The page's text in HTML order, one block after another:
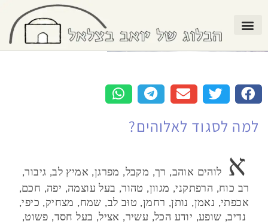
למה לסגוד לאלוהים?
א
לוהים אוהב, רך, מקבל, מפרגן, אמיץ לב, גיבור,
רב כוח, הרפתקני, מגוון, טהור, בעל עוצמה, יפה, חכם,
אכפתי, נאמן, נותן, רחמן, טוּב לב, שמח, מצחיק, כיפי,
נדיב, שופע, יודע הכל, עשיר, אציל, בעל חסד, פשוט,